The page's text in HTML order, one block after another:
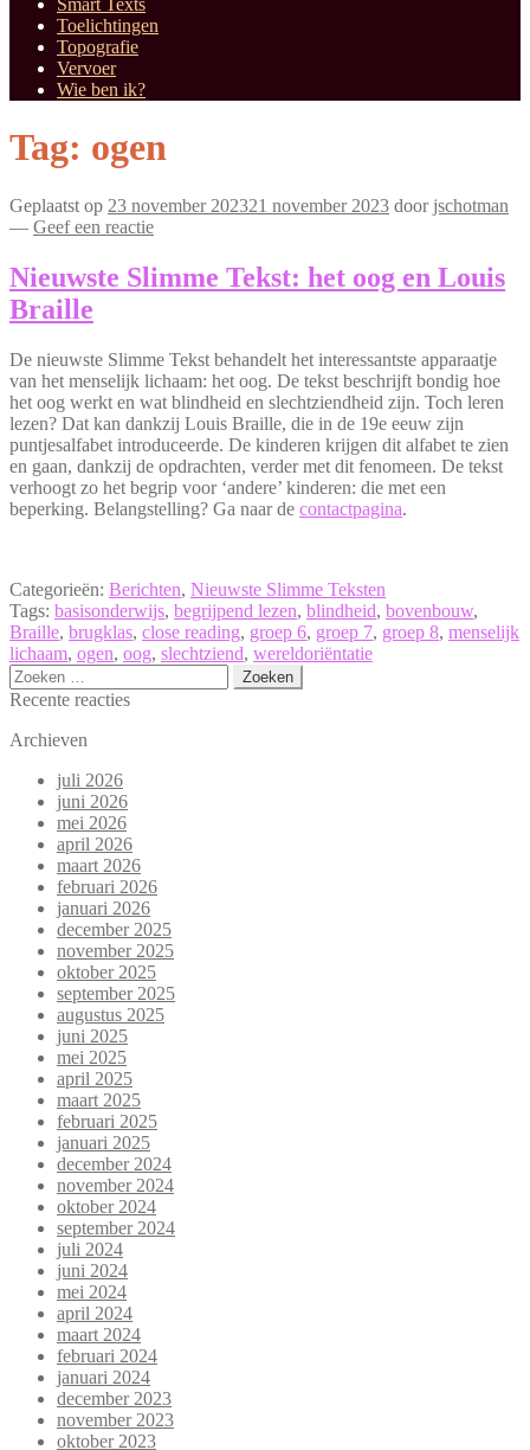
Smart Texts
Toelichtingen
Topografie
Vervoer
Wie ben ik?
Tag: ogen
Geplaatst op 23 november 202321 november 2023 door jschotman
— Geef een reactie
Nieuwste Slimme Tekst: het oog en Louis
Braille
De nieuwste Slimme Tekst behandelt het interessantste apparaatje
van het menselijk lichaam: het oog. De tekst beschrijft bondig hoe
het oog werkt en wat blindheid en slechtziendheid zijn. Toch leren
lezen? Dat kan dankzij Louis Braille, die in de 19e eeuw zijn
puntjesalfabet introduceerde. De kinderen krijgen dit alfabet te zien
en gaan, dankzij de opdrachten, verder met dit fenomeen. De tekst
verhoogt zo het begrip voor ‘andere’ kinderen: die met een
beperking. Belangstelling? Ga naar de contactpagina.
Categorieën: Berichten, Nieuwste Slimme Teksten
Tags: basisonderwijs, begrijpend lezen, blindheid, bovenbouw,
Braille, brugklas, close reading, groep 6, groep 7, groep 8, menselijk
lichaam, ogen, oog, slechtziend, wereldoriëntatie
Zoeken
naar:
Recente reacties
Archieven
juli 2026
juni 2026
mei 2026
april 2026
maart 2026
februari 2026
januari 2026
december 2025
november 2025
oktober 2025
september 2025
augustus 2025
juni 2025
mei 2025
april 2025
maart 2025
februari 2025
januari 2025
december 2024
november 2024
oktober 2024
september 2024
juli 2024
juni 2024
mei 2024
april 2024
maart 2024
februari 2024
januari 2024
december 2023
november 2023
oktober 2023